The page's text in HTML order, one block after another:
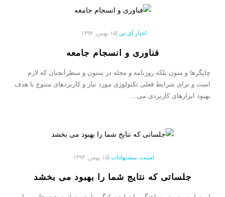
اخبار آی تی |۱۵ بهمن, ۱۳۹۴
فناوری و انسجام جامعه
چاپگرها و متون بلکه روزنامه و مجله در ستون و سطرآنچنان که لازم
است و برای شرایط فعلی تکنولوژی مورد نیاز و کاربردهای متنوع با هدف
بهبود ابزارهای کاربردی می...
امنیت, پیشنهادات ۱۵ بهمن, ۱۳۹۴
جلساتی که نتایج شما را بهبود می بخشد